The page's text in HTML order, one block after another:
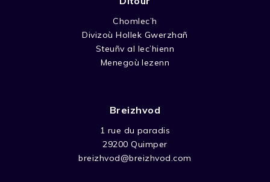
Chomlec’h
Divizoù Hollek Gwerzhañ
Steuñv al lec’hienn
Menegoù lezenn
Breizhvod
1 rue du paradis
29200 Quimper
breizhvod@breizhvod.com